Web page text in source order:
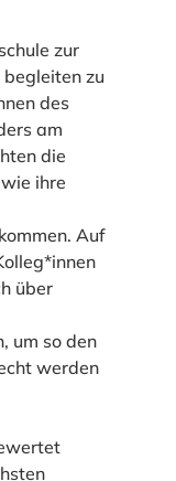
zur
zu
des
am
die
ihre
Auf
über
um so den
werden